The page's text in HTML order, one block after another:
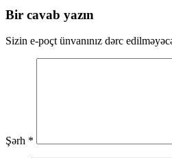
Bir cavab yazın
Sizin e-poçt ünvanınız dərc
Şərh *